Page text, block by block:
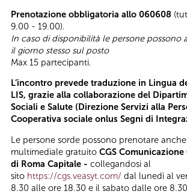
Prenotazione obbligatoria allo 060608
9.00 - 19.00).
In caso di disponibilità le persone possono
il giorno stesso sul posto
Max 15 partecipanti.
L’incontro prevede traduzione in Lingua
LIS, grazie alla collaborazione del
Sociali e Salute (Direzione Servizi alla
Cooperativa sociale onlus Segni di
Le persone sorde possono prenotare
multimediale gratuito CGS
di Roma Capitale - collegandosi al
sito https://cgs.veasyt.com/ dal lunedì al
8.30 alle ore 18.30 e il sabato dalle ore